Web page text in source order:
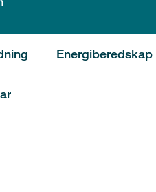
Energiberedskap